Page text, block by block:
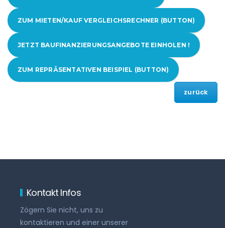
ZUM MIETEN/KAUF VERGLEICHSRECHNER (BUTTON)
JETZT BAUFINANZIERUNGSANGEBOTE EINHOLEN !
ZUM REPRÄSENTATIVEN BEISPIEL (BUTTON)
zurück
Kontakt Infos
Zögern Sie nicht, uns zu
kontaktieren und einer unserer